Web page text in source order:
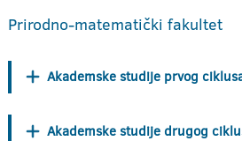
Prirodno-matematički fakultet
Akademske studije prvog
Akademske studije drugog